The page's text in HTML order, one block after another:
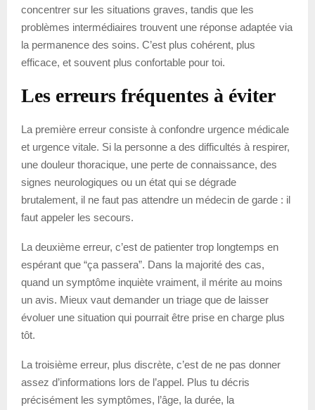
concentrer sur les situations graves, tandis que les
problèmes intermédiaires trouvent une réponse adaptée via
la permanence des soins. C’est plus cohérent, plus
efficace, et souvent plus confortable pour toi.
Les erreurs fréquentes à éviter
La première erreur consiste à confondre urgence médicale
et urgence vitale. Si la personne a des difficultés à respirer,
une douleur thoracique, une perte de connaissance, des
signes neurologiques ou un état qui se dégrade
brutalement, il ne faut pas attendre un médecin de garde : il
faut appeler les secours.
La deuxième erreur, c’est de patienter trop longtemps en
espérant que “ça passera”. Dans la majorité des cas,
quand un symptôme inquiète vraiment, il mérite au moins
un avis. Mieux vaut demander un triage que de laisser
évoluer une situation qui pourrait être prise en charge plus
tôt.
La troisième erreur, plus discrète, c’est de ne pas donner
assez d’informations lors de l’appel. Plus tu décris
précisément les symptômes, l’âge, la durée, la